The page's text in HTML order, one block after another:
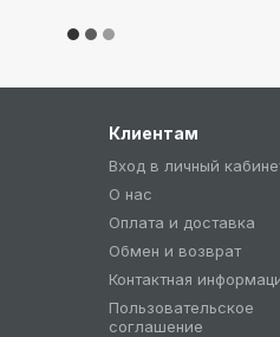
Клиентам
Вход в личный
О нас
Оплата и доставка
Обмен и возврат
Контактная
Пользовательское
соглашение